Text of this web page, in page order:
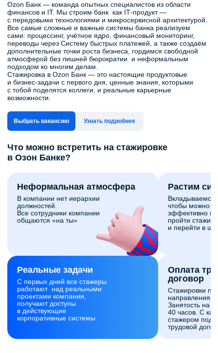
Ozon Банк — команда опытных специалистов из области
финансов и IT. Мы строим банк как IT‑продукт —
с передовыми технологиями и микросервисной архитектурой.
Все самые сложные и важные системы банка реализуем
сами: процессинг, учётное ядро, финансовый мониторинг,
переводы через Систему быстрых платежей, а также создаём
дополнительные точки роста бизнеса, гордимся свободной
атмосферой без лишней бюрократии и неформальным
подходом ко многим делам.
Стажировка в Ozon Банк — это настоящие продуктовые
и бизнес-задачи с первого дня, ценные знания, которыми
с тобой поделятся коллеги, и реальные карьерные
возможности.
Выбрать вакансию Узнать подробнее
Что можно встретить на стажировке
в Озон Банке?
Неформальная атмосфера
В компании нет иерархии
должностей.
Все сотрудники компании
общаются «на ты»
Реальные задачи
С первых дней все стажеры
работают над реальными
проектами компании,
получают доступы
в действующие
корпоративные системы
Растим
Вкладываемся
чтобы можно
эффективно и
пройти
и перейти в
Оплата
договор
Стажировки по
направлениям
Занятость на
40 часов. С
стажером
трудовой